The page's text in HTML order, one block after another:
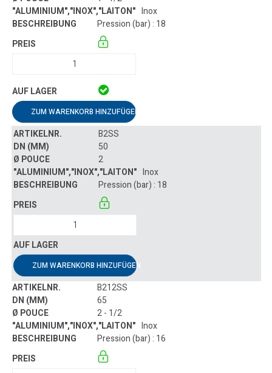
Inox
Pression (bar) : 18
ZUM WARENKORB HINZUFÜGEN
B2SS
50
2
Inox
Pression (bar) : 18
ZUM WARENKORB HINZUFÜGEN
B212SS
65
2 - 1/2
Inox
Pression (bar) : 16